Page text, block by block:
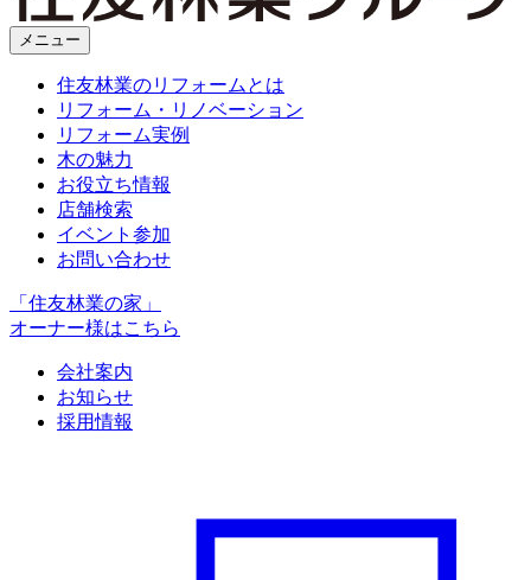
メニュー
住友林業のリフォームとは
リフォーム・リノベーション
リフォーム実例
木の魅力
お役立ち情報
店舗検索
イベント参加
お問い合わせ
「住友林業の家」
オーナー様はこちら
会社案内
お知らせ
採用情報